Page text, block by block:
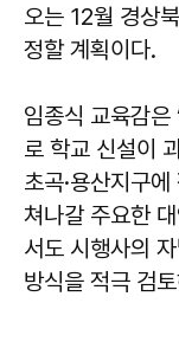
오는 12월 경상
정할 계획이다.
임종식 교육감
로 학교 신설이
초곡·용산지구
쳐나갈 주요한
서도 시행사의
방식을 적극 검